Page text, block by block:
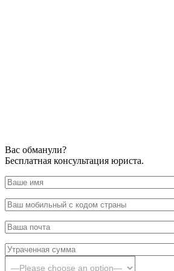
Вас обманули?
Бесплатная консультация юриста.